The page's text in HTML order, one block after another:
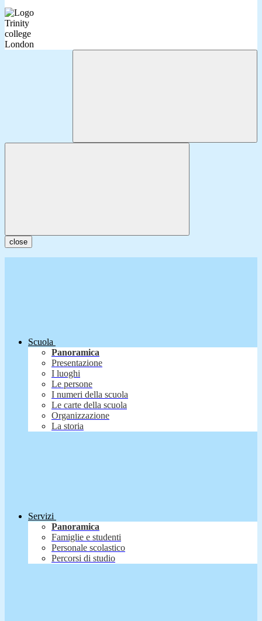
close
Scuola
Panoramica
Presentazione
I luoghi
Le persone
I numeri della scuola
Le carte della scuola
Organizzazione
La storia
Servizi
Panoramica
Famiglie e studenti
Personale scolastico
Percorsi di studio